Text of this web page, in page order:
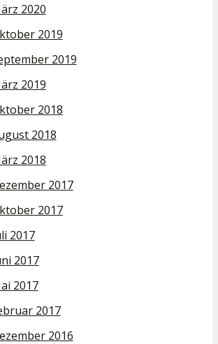
2020
2019
2019
2019
2018
2018
2018
2017
2017
2017
2017
2017
2017
2016